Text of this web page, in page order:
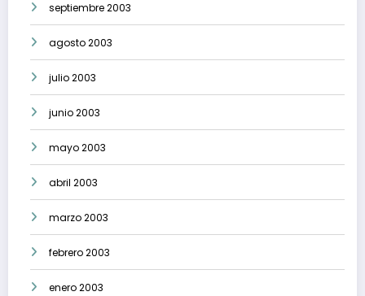
septiembre 2003
agosto 2003
julio 2003
junio 2003
mayo 2003
abril 2003
marzo 2003
febrero 2003
enero 2003